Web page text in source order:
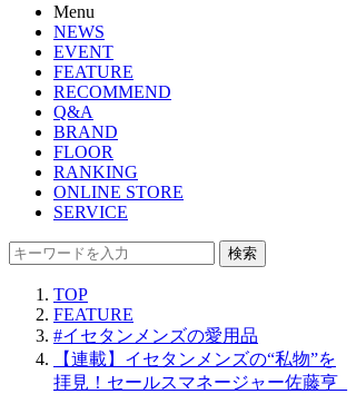
Menu
NEWS
EVENT
FEATURE
RECOMMEND
Q&A
BRAND
FLOOR
RANKING
ONLINE STORE
SERVICE
検索
TOP
FEATURE
#イセタンメンズの愛用品
【連載】イセタンメンズの“私物”を
拝見！セールスマネージャー佐藤亨_